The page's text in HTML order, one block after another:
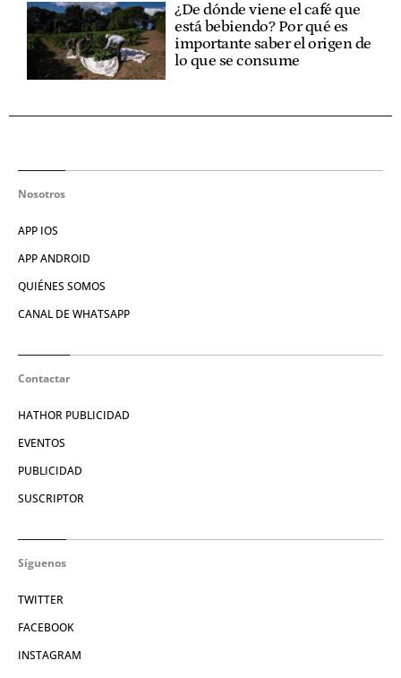
¿De dónde viene el café que
está bebiendo? Por qué es
importante saber el origen de
lo que se consume
Nosotros
APP IOS
APP ANDROID
QUIÉNES SOMOS
CANAL DE WHATSAPP
Contactar
HATHOR PUBLICIDAD
EVENTOS
PUBLICIDAD
SUSCRIPTOR
Síguenos
TWITTER
FACEBOOK
INSTAGRAM